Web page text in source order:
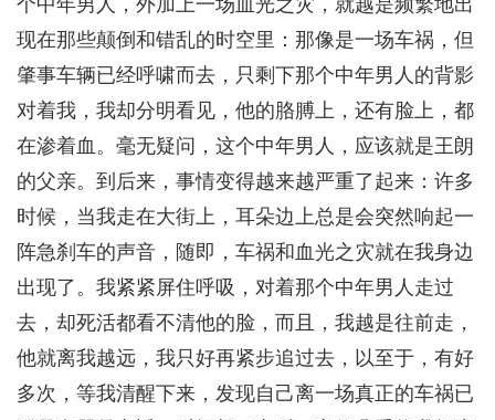
现在那些颠倒和错乱的时空里：那像是一场车祸，但
肇事车辆已经呼啸而去，只剩下那个中年男人的背影
对着我，我却分明看见，他的胳膊上，还有脸上，都
在渗着血。毫无疑问，这个中年男人，应该就是王朗
的父亲。到后来，事情变得越来越严重了起来：许多
时候，当我走在大街上，耳朵边上总是会突然响起一
阵急刹车的声音，随即，车祸和血光之灾就在我身边
出现了。我紧紧屏住呼吸，对着那个中年男人走过
去，却死活都看不清他的脸，而且，我越是往前走，
他就离我越远，我只好再紧步追过去，以至于，有好
多次，等我清醒下来，发现自己离一场真正的车祸已